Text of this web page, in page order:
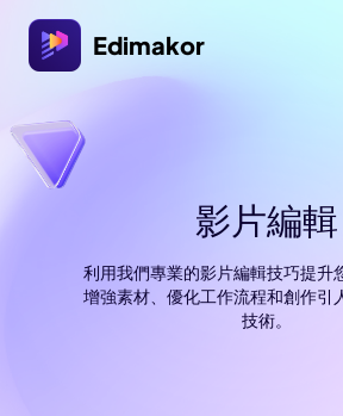
Edimakor
影片編輯
利用我們專業的影片編輯技巧提升
增強素材、優化工作流程和創作引
技術。